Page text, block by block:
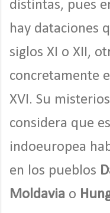
distintas, pues
hay dataciones
siglos XI o XII,
concretamente
XVI. Su
considera que
indoeuropea
en los pueblos
Moldavia o